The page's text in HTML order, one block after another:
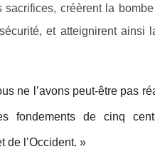
sacrifices, créèrent la
et atteignirent ainsi
ne l’avons peut-être pas
fondements de cinq
de l’Occident. »